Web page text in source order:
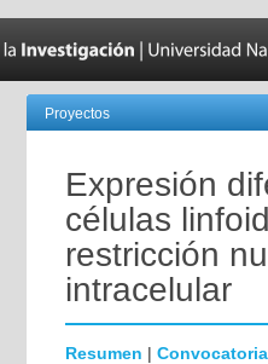
Proyectos
Expresión
células
restricción
intracelular
Resumen | Convocatoria